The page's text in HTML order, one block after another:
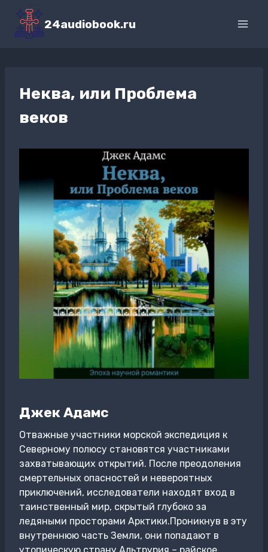
Перейти
содержимому
24audiobook.ru
Неква, или Проблема
веков
Джек Адамс
Отважные участники морской экспедиция к
Северному полюсу становятся участниками
захватывающих открытий. После преодоления
смертельных опасностей и невероятных
приключений, исследователи находят вход в
таинственный мир, скрытый глубоко за
ледяными просторами Арктики.Проникнув в эту
внутреннюю часть Земли, они попадают в